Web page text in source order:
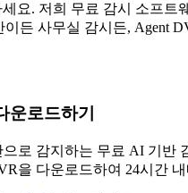
요. 저희 무료 감시 소프
든 사무실 감시든, Agent
로드하기
로 감지하는 무료 AI 기
을 다운로드하여 24시간